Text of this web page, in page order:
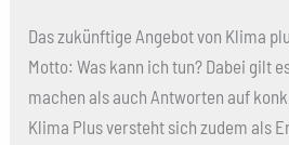
Das zukünftige Angebot von Klima
Motto: Was kann ich tun? Dabei gilt
machen als auch Antworten auf
Klima Plus versteht sich zudem als